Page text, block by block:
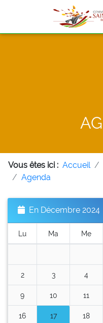
Vous êtes ici : Accueil
Agenda
En Décembre 2024
Lu Ma Me
2 3 4
9 10 11
16 17 18